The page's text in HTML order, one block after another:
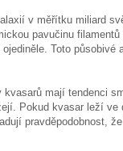
v měřítku miliard
pavučinu
Toto působivé
mají tendenci
Pokud kvasar leží
pravděpodobnost,